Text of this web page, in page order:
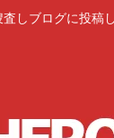
しブログに投稿